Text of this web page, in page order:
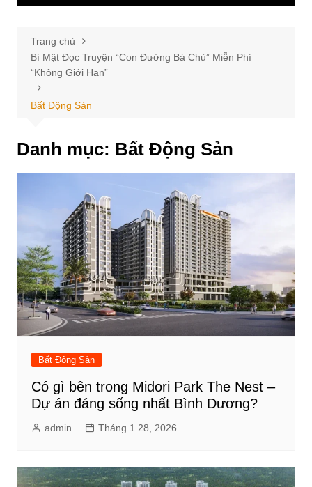
Trang chủ
Bí Mật Đọc Truyện “Con Đường Bá Chủ” Miễn Phí
“Không Giới Hạn”
Bất Động Sản
Danh mục: Bất Động Sản
Bất Động Sản
Có gì bên trong Midori Park The Nest –
Dự án đáng sống nhất Bình Dương?
admin Tháng 1 28, 2026